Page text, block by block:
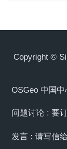
Copyright ©
OSGeo 中国
问题讨论 : 要
发言 : 请写信